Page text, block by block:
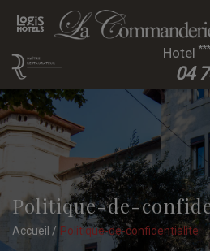
Hotel ***
04
Politique-de-
Accueil Politique-de-confidentialite